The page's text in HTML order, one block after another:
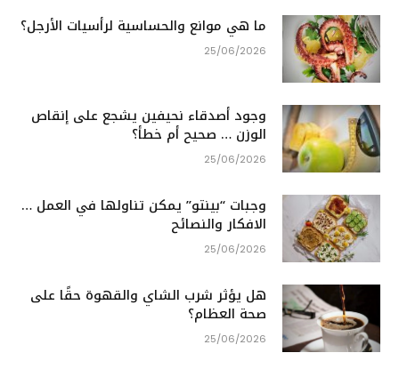
ما هي موانع والحساسية لرأسيات الأرجل؟
25/06/2026
وجود أصدقاء نحيفين يشجع على إنقاص
الوزن … صحيح أم خطأ؟
25/06/2026
وجبات “بينتو” يمكن تناولها في العمل …
الافكار والنصائح
25/06/2026
هل يؤثر شرب الشاي والقهوة حقًا على
صحة العظام؟
25/06/2026